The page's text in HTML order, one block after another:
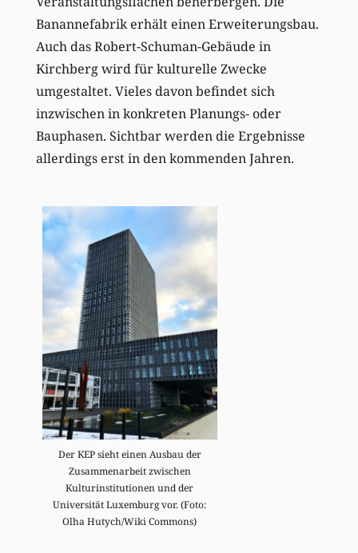
Banannefabrik erhält einen Erweiterungsbau.
Auch das Robert-Schuman-Gebäude in
Kirchberg wird für kulturelle Zwecke
umgestaltet. Vieles davon befindet sich
inzwischen in konkreten Planungs- oder
Bauphasen. Sichtbar werden die Ergebnisse
allerdings erst in den kommenden Jahren.
Der KEP sieht einen Ausbau der
Zusammenarbeit zwischen
Kulturinstitutionen und der
Universität Luxemburg vor. (Foto:
Olha Hutych/Wiki Commons)